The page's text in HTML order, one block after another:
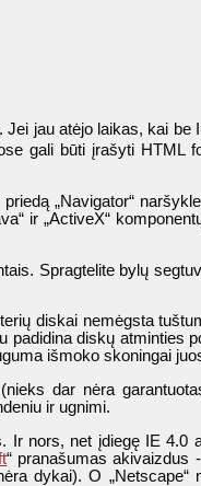
jau atėjo laikas, kai
gali būti įrašyti HTML
„Navigator“
ir „ActiveX“
Spragtelite bylų
diskai nemėgsta
padidina diskų atminties
išmoko skoningai
dar nėra
ir ugnimi.
nors, net įdiegę IE 4.0
“ pranašumas akivaizdus
dykai). O